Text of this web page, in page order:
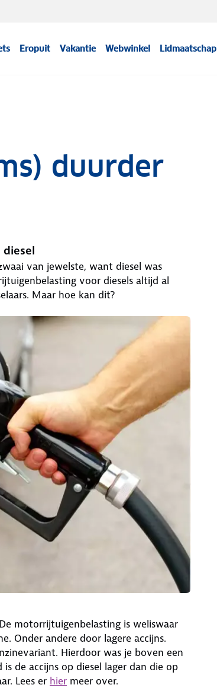
Eropuit Vakantie Webwinkel Lidmaatschap
duurder
diesel
van jewelste, want diesel was
voor diesels altijd al
Maar hoe kan dit?
motorrijtuigenbelasting is weliswaar
Onder andere door lagere accijns.
Hierdoor was je boven een
de accijns op diesel lager dan die op
Lees er hier meer over.